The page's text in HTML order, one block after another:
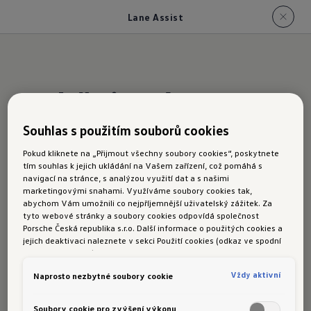
Lane Assist
Udržuje vás
v jízdním pruhu
Lane Assist
Asistent pro udržování vozu v jízdním pruhu
Lane Assist omezuje v rámci možností daných
systémem riziko nehody vyvolané ztrátou
modulu v uchycení vnitřního zpětného zrcátka je
snímáno vodorovné dopravní značení jízdního
Souhlas s použitím souborů cookies
Pokud kliknete na „Přijmout všechny soubory cookies“, poskytnete
tím souhlas k jejich ukládání na Vašem zařízení, což pomáhá s
navigací na stránce, s analýzou využití dat a s našimi
marketingovými snahami. Využíváme soubory cookies tak,
abychom Vám umožnili co nejpříjemnější uživatelský zážitek. Za
tyto webové stránky a soubory cookies odpovídá společnost
Porsche Česká republika s.r.o. Další informace o použitých cookies a
jejich deaktivaci naleznete v sekci Použití cookies (odkaz ve spodní
části této stránky).
Naprosto nezbytné soubory cookie Vždy aktivní
Soubory cookie pro zvýšení výkonu